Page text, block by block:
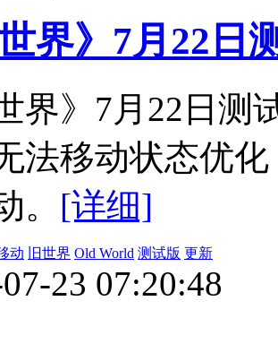
世界》7月22日
界》7月22日
法移动状态优
。 [详细]
动 旧世界 Old World 测试版 更新
23 07:20:48